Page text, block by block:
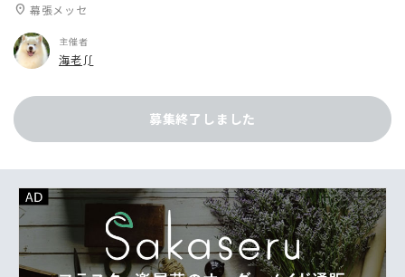
location_on 幕張メッセ
主催者
海老∬
募集終了しました